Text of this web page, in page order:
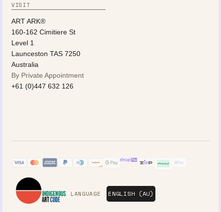
VISIT
ART ARK®
160-162 Cimitiere St
Level 1
Launceston TAS 7250
Australia
By Private Appointment
+61 (0)447 632 126
LANGUAGE